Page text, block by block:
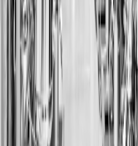
← Zurück zu allen Projekten